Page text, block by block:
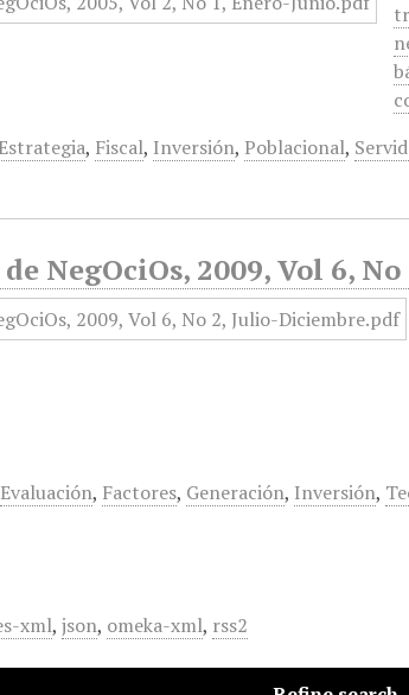
Estrategia, Fiscal, Inversión, Poblacional,
NegOciOs, 2009, Vol 6,
Evaluación, Factores, Generación, Inversión,
xml,json, omeka-xml, rss2